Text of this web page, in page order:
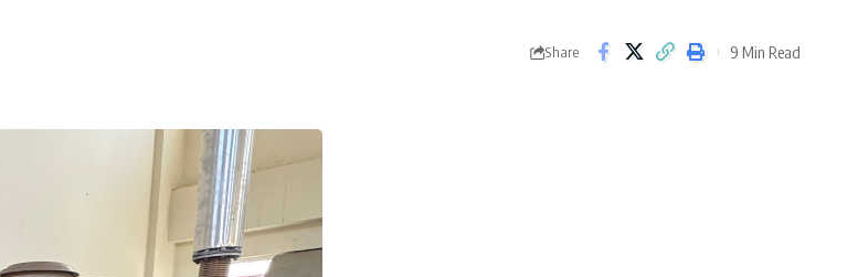
Share 9 Min Read